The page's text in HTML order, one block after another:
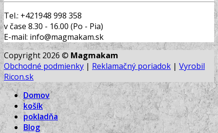
Tel.: +421948 998 358
v čase 8.30 - 16.00 (Po - Pia)
E-mail: info@magmakam.sk
Copyright 2026 © Magmakam
Obchodné podmienky | Reklamačný poriadok | Vyrobil
Ricon.sk
Domov
košík
pokladňa
Blog